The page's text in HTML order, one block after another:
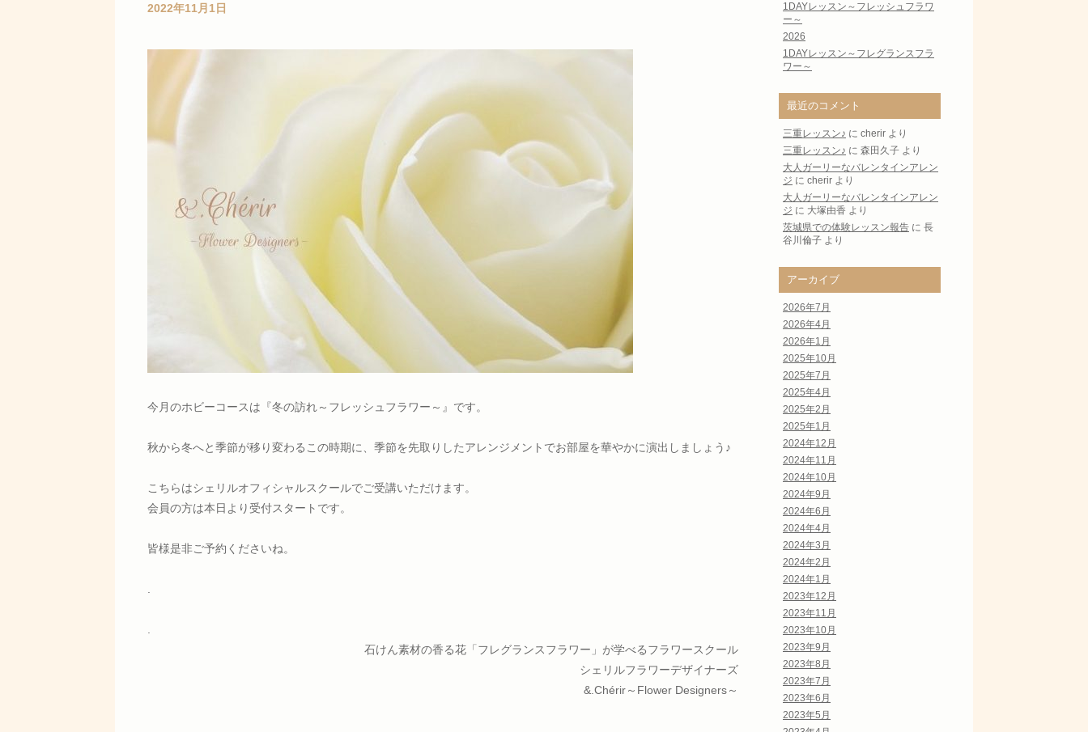
2022年11月1日
今月のホビーコースは『冬の訪れ～フレッシュフラワー～』です。
秋から冬へと季節が移り変わるこの時期に、季節を先取りしたアレンジメントでお部屋を華やかに演出しましょう♪
こちらはシェリルオフィシャルスクールでご受講いただけます。
会員の方は本日より受付スタートです。
皆様是非ご予約くださいね。
石けん素材の香る花「フレグランスフラワー」が学べるフラワースクール
シェリルフラワーデザイナーズ
&.Chérir～Flower Designers～
1DAYレッスン～フレッシュフラワ
ー～
2026
1DAYレッスン～フレグランスフラ
ワー～
最近のコメント
三重レッスン♪ に cherir より
三重レッスン♪ に 森田久子 より
大人ガーリーなバレンタインアレン
ジ に cherir より
大人ガーリーなバレンタインアレン
ジ に 大塚由香 より
茨城県での体験レッスン報告 に 長
谷川倫子 より
アーカイブ
2026年7月
2026年4月
2026年1月
2025年10月
2025年7月
2025年4月
2025年2月
2025年1月
2024年12月
2024年11月
2024年10月
2024年9月
2024年6月
2024年4月
2024年3月
2024年2月
2024年1月
2023年12月
2023年11月
2023年10月
2023年9月
2023年8月
2023年7月
2023年6月
2023年5月